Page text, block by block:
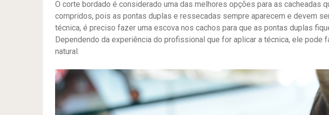
O corte bordado é considerado uma das melhores opções para as cacheadas
compridos, pois as pontas duplas e ressecadas sempre aparecem e devem
técnica, é preciso fazer uma escova nos cachos para que as pontas duplas
Dependendo da experiência do profissional que for aplicar a técnica, ele pode
natural.